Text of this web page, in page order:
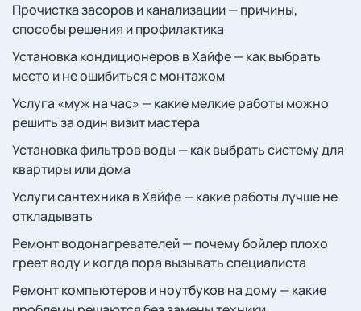
Прочистка засоров и канализации — причины,
способы решения и профилактика
Установка кондиционеров в Хайфе — как выбрать
место и не ошибиться с монтажом
Услуга «муж на час» — какие мелкие работы можно
решить за один визит мастера
Установка фильтров воды — как выбрать систему для
квартиры или дома
Услуги сантехника в Хайфе — какие работы лучше не
откладывать
Ремонт водонагревателей — почему бойлер плохо
греет воду и когда пора вызывать специалиста
Ремонт компьютеров и ноутбуков на дому — какие